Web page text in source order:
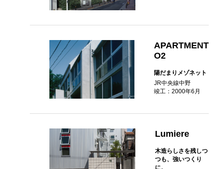
APARTMENT
O2
陽だまりメゾネット
JR中央線中野
竣工：2000年6月
Lumiere
木造らしさを残しつ
つも、強いつくり
に。